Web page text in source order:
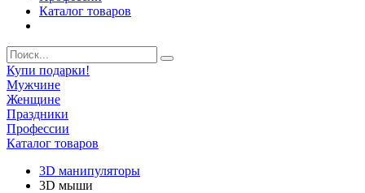
Каталог товаров
Купи подарки!
Мужчине
Женщине
Праздники
Профессии
Каталог товаров
3D манипуляторы
3D мыши